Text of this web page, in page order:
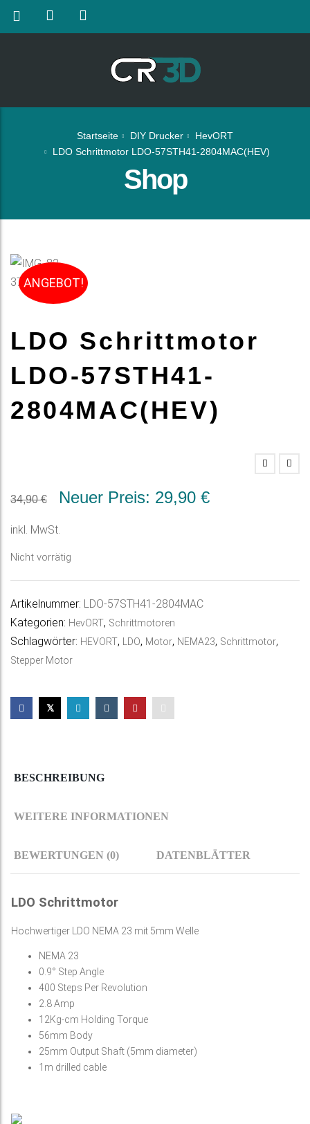
Startseite DIY Drucker
HevORT
LDO Schrittmotor LDO-57STH41-2804MAC(HEV)
Shop
ANGEBOT!
LDO Schrittmotor
LDO-57STH41-
2804MAC(HEV)
34,90€
Ursprünglicher
war:
34,90 €
Neuer Preis: 29,90 €Aktueller
29,90 €.
inkl. MwSt.
Nicht vorrätig
Artikelnummer: LDO-57STH41-2804MAC
Kategorien: HevORT, Schrittmotoren
Schlagwörter: HEVORT, LDO, Motor, NEMA23, Schrittmotor,
Stepper Motor
BESCHREIBUNG
WEITERE INFORMATIONEN
BEWERTUNGEN (0) DATENBLÄTTER
LDO Schrittmotor
Hochwertiger LDO NEMA 23 mit 5mm Welle
NEMA 23
0.9° Step Angle
400 Steps Per Revolution
2.8 Amp
12Kg-cm Holding Torque
56mm Body
25mm Output Shaft (5mm diameter)
1m drilled cable